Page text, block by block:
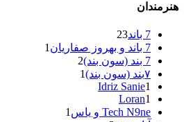
هنرمندان
7 باند
23
7 باند و بهروز صفاریان
1
7 بند (سون بند)
2
۷بند (سون بند)
1
Idriz Sanie1
Loran1
Tech N9ne و یاس
1